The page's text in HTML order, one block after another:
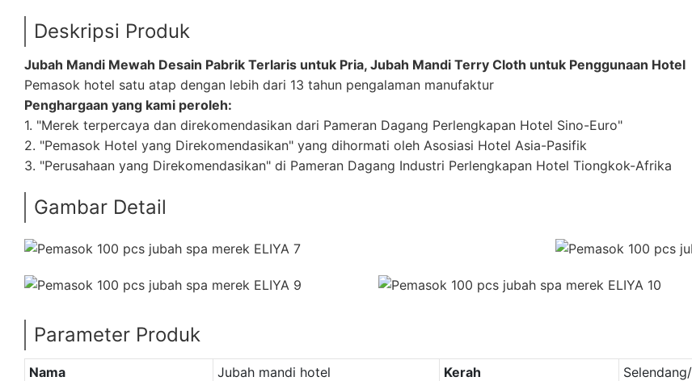
Deskripsi Produk
Jubah Mandi Mewah Desain Pabrik Terlaris untuk Pria, Jubah Mandi Terry Cloth untuk Penggunaan Hotel
Pemasok hotel satu atap dengan lebih dari 13 tahun pengalaman manufaktur
Penghargaan yang kami peroleh:
1. "Merek terpercaya dan direkomendasikan dari Pameran Dagang Perlengkapan Hotel Sino-Euro"
2. "Pemasok Hotel yang Direkomendasikan" yang dihormati oleh Asosiasi Hotel Asia-Pasifik
3. "Perusahaan yang Direkomendasikan" di Pameran Dagang Industri Perlengkapan Hotel Tiongkok-Afrika
Gambar Detail
Parameter Produk
Nama Jubah mandi hotel Kerah